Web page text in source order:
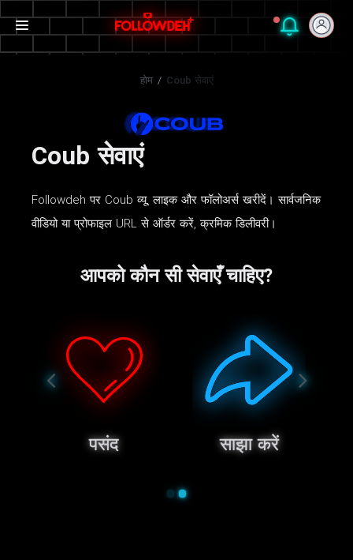
होम / Coub सेवाएं
Coub सेवाएं
Followdeh पर Coub व्यू, लाइक और फॉलोअर्स खरीदें। सार्वजनिक
वीडियो या प्रोफाइल URL से ऑर्डर करें, क्रमिक डिलीवरी।
आपको कौन सी सेवाएँ चाहिए?
पसंद साझा करें